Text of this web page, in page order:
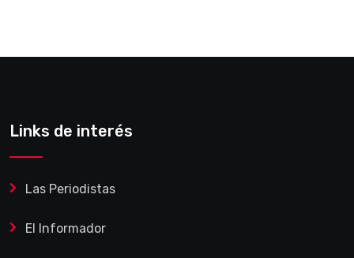
Links de interés
Las Periodistas
El Informador